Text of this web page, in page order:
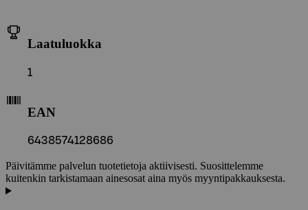
Laatuluokka
1
EAN
6438574128686
Päivitämme palvelun tuotetietoja aktiivisesti. Suosittelemme
kuitenkin tarkistamaan ainesosat aina myös myyntipakkauksesta.